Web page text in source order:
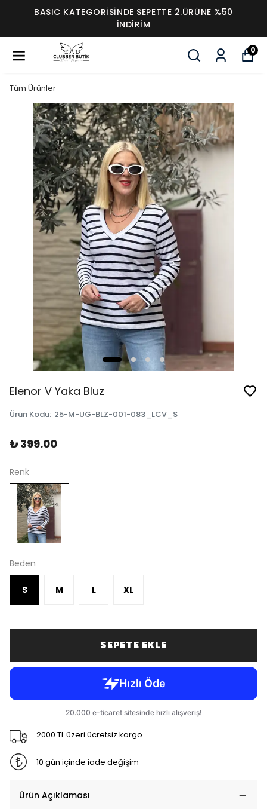
BASIC KATEGORİSİNDE SEPETTE 2.ÜRÜNE %50
İNDİRİM
0
Tüm Ürünler
Elenor V Yaka Bluz
Ürün Kodu: 25-M-UG-BLZ-001-083_LCV_S
₺ 399.00
Renk
Beden
S M L XL
SEPETE EKLE
2000 TL üzeri ücretsiz kargo
10 gün içinde iade değişim
Ürün Açıklaması